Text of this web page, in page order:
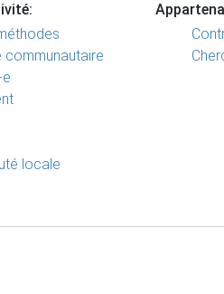
communautaire
locale